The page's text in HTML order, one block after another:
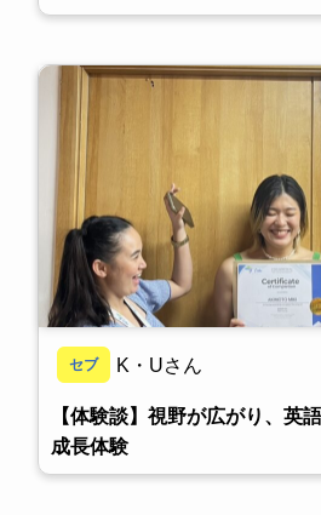
セブ K・Uさん
【体験談】視野が広がり、英
成長体験